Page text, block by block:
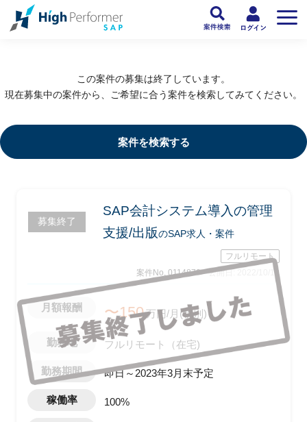
この案件の募集は終了しています。
現在募集中の案件から、ご希望に合う案件を検索してみてください。
案件を検索する
募集終了
SAP会計システム導入の管理
支援/出版のSAP求人・案件
フルリモート
案件No. 0114879 公開日: 2022/10/19
月額報酬 〜150万円/月(税別)
勤務地 フルリモート（在宅)
勤務期間 即日～2023年3月末予定
稼働率 100%